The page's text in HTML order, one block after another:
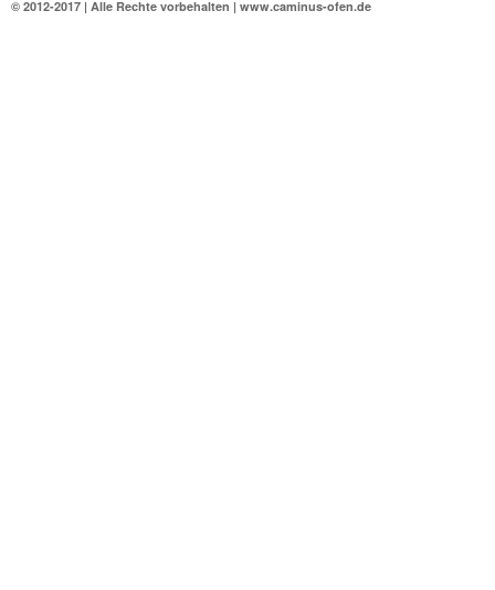
© 2012-2017 | Alle Rechte vorbehalten | www.caminus-ofen.de